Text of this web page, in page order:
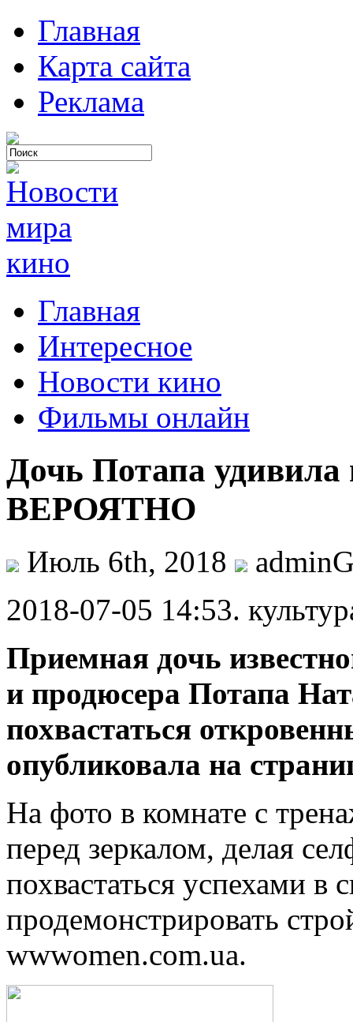
Главная
Карта сайта
Реклама
Главная
Интересное
Новости кино
Фильмы онлайн
Дочь Потапа удивила
ВЕРОЯТНО
Июль 6th, 2018
2018-07-05 14:53.
Приемная дочь
и продюсера Потапа
похвастаться
опубликовала на
На фото в комнате с
перед зеркалом, делая
похвастаться успехами в
продемонстрировать
wwwomen.com.ua.